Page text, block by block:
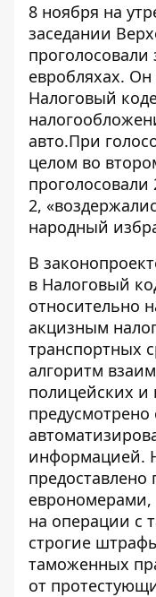
8 ноября на
заседании
проголосовали
евробляхах. Он
Налоговый
авто.При
целом во
проголосовали
2,
народный
В
в Налоговый
относительно
акцизным
транспортных
алгоритм
полицейских и
предусмотрено
информацией.
предоставлено
еврономерами,
на операции с
строгие
таможенных
от